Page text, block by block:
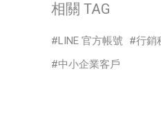
相關 TAG
LINE 官方帳號 行銷
中小企業客戶